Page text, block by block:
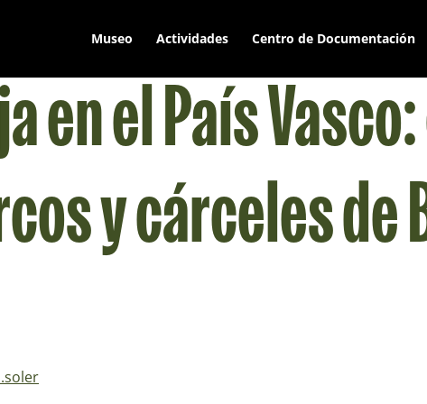
Museo Actividades Centro de Documentación
en el País
y cárceles de